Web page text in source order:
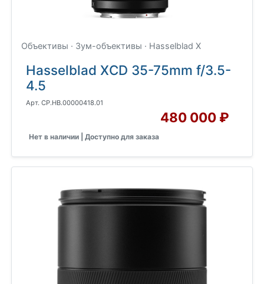
Объективы · Зум-объективы · Hasselblad X
Hasselblad XCD 35-75mm f/3.5-
4.5
Арт. CP.HB.00000418.01
480 000 ₽
Нет в наличии | Доступно для заказа